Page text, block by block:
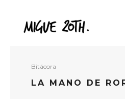
Bitácora
LA MANO DE